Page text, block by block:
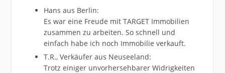
Hans aus Berlin:
Es war eine Freude mit TARGET Immobilien
zusammen zu arbeiten. So schnell und
einfach habe ich noch Immobilie verkauft.
T.R., Verkäufer aus Neuseeland:
Trotz einiger unvorhersehbarer Widrigkeiten